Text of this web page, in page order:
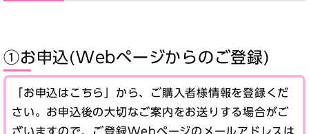
①お申込(Webページからのご登録)
「お申込はこちら」から、ご購入者様情報を登録くだ
さい。お申込後の大切なご案内をお送りする場合がご
ざいますので、ご登録Webページのメールアドレスは